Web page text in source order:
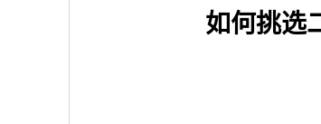
如何挑选